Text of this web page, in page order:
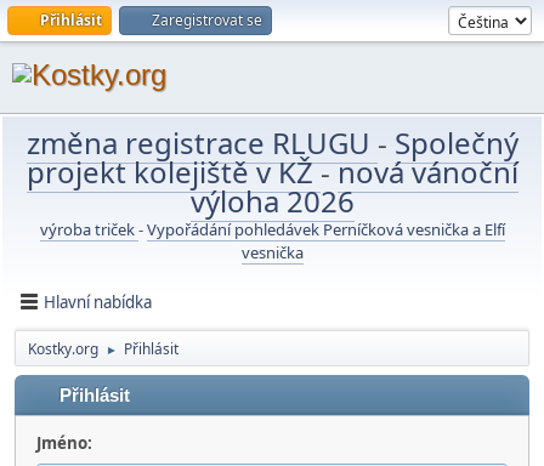
Přihlásit Zaregistrovat se
změna registrace RLUGU - Společný
projekt kolejiště v KŽ-nová vánoční
výloha 2026
výroba triček-Vypořádání pohledávek Perníčková vesnička a Elfí
vesnička
Hlavní nabídka
Kostky.org ► Přihlásit
Přihlásit
Jméno: